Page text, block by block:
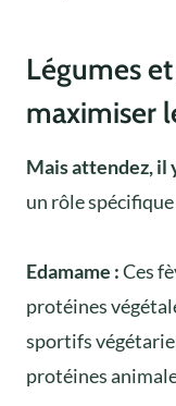
Légumes
maximiser
Mais attendez, il
un rôle spécifique
Edamame :Ces
protéines
sportifs
protéines